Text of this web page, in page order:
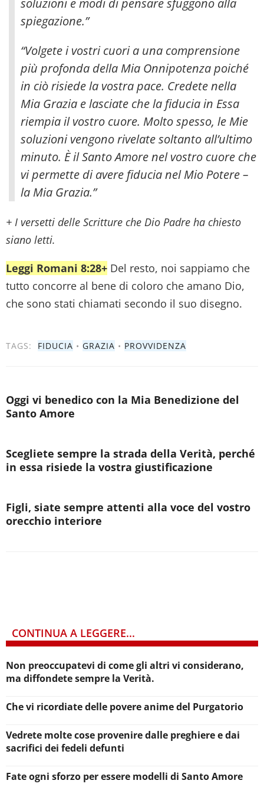
spiegazione.”
“Volgete i vostri cuori a una comprensione
più profonda della Mia Onnipotenza poiché
in ciò risiede la vostra pace. Credete nella
Mia Grazia e lasciate che la fiducia in Essa
riempia il vostro cuore. Molto spesso, le Mie
soluzioni vengono rivelate soltanto all’ultimo
minuto. È il Santo Amore nel vostro cuore che
vi permette di avere fiducia nel Mio Potere –
la Mia Grazia.”
+ I versetti delle Scritture che Dio Padre ha chiesto
siano letti.
Leggi Romani 8:28+ Del resto, noi sappiamo che
tutto concorre al bene di coloro che amano Dio,
che sono stati chiamati secondo il suo disegno.
TAGS: FIDUCIA • GRAZIA • PROVVIDENZA
Oggi vi benedico con la Mia Benedizione del
Santo Amore
Scegliete sempre la strada della Verità, perché
in essa risiede la vostra giustificazione
Figli, siate sempre attenti alla voce del vostro
orecchio interiore
CONTINUA A LEGGERE...
Non preoccupatevi di come gli altri vi considerano,
ma diffondete sempre la Verità.
Che vi ricordiate delle povere anime del Purgatorio
Vedrete molte cose provenire dalle preghiere e dai
sacrifici dei fedeli defunti
Fate ogni sforzo per essere modelli di Santo Amore